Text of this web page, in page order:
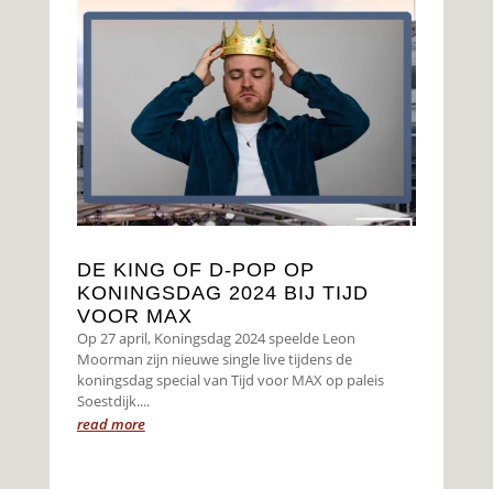
DE KING OF D-POP OP
KONINGSDAG 2024 BIJ TIJD
VOOR MAX
Op 27 april, Koningsdag 2024 speelde Leon
Moorman zijn nieuwe single live tijdens de
koningsdag special van Tijd voor MAX op paleis
Soestdijk....
read more